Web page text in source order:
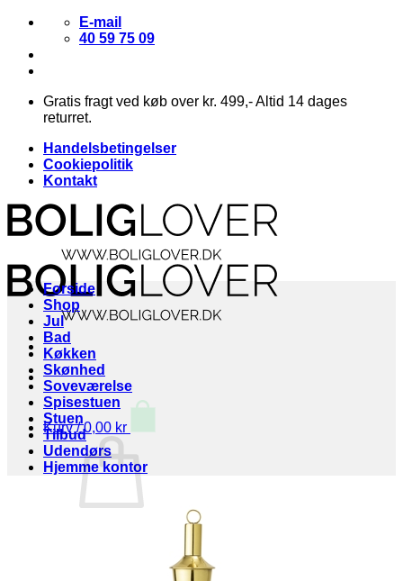
Fortsæt
indhold
E-mail
40 59 75 09
Gratis fragt ved køb over kr. 499,- Altid 14 dages
returret.
Handelsbetingelser
Cookiepolitik
Kontakt
Kurv /0,00 kr
Ingen varer i kurven.
Tilbage til shoppen
Forside
Shop
Jul
Bad
Køkken
Skønhed
Soveværelse
Spisestuen
Stuen
Tilbud
Udendørs
Hjemme kontor